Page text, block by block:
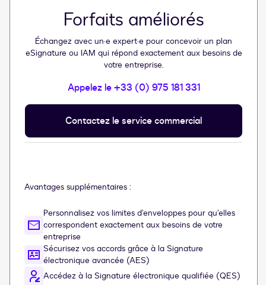
Forfaits améliorés
Échangez avec un·e expert·e pour concevoir un plan
eSignature ou IAM qui répond exactement aux besoins de
votre entreprise.
Appelez le +33 (0) 975 181 331
Contactez le service commercial
Avantages supplémentaires :
Personnalisez vos limites d’enveloppes pour qu’elles
correspondent exactement aux besoins de votre
entreprise
Sécurisez vos accords grâce à la Signature
électronique avancée (AES)
Accédez à la Signature électronique qualifiée (QES)